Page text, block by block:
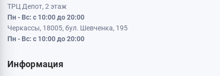
Кременчуг, 39600, ул. Соборная 9/16
Пн - Вс: с 10:00 до 20:00
Кривой Рог, 50000, проспект Металлургов 33
Кропивницкий, 25006, ул. Большая Перспективная 48